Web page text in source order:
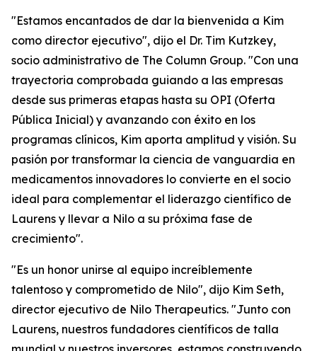
"Estamos encantados de dar la bienvenida a Kim
como director ejecutivo", dijo el Dr. Tim Kutzkey,
socio administrativo de The Column Group. "Con una
trayectoria comprobada guiando a las empresas
desde sus primeras etapas hasta su OPI (Oferta
Pública Inicial) y avanzando con éxito en los
programas clínicos, Kim aporta amplitud y visión. Su
pasión por transformar la ciencia de vanguardia en
medicamentos innovadores lo convierte en el socio
ideal para complementar el liderazgo científico de
Laurens y llevar a Nilo a su próxima fase de
crecimiento".
"Es un honor unirse al equipo increíblemente
talentoso y comprometido de Nilo", dijo Kim Seth,
director ejecutivo de Nilo Therapeutics. "Junto con
Laurens, nuestros fundadores científicos de talla